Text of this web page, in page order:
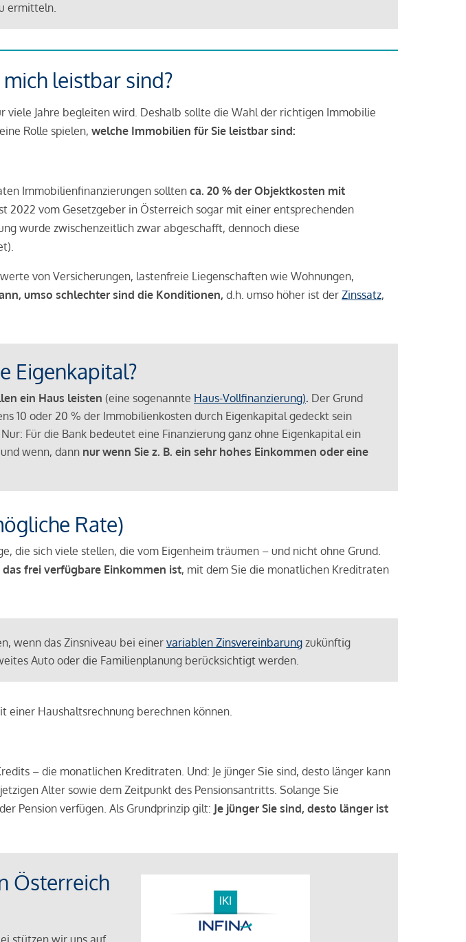
ermitteln.
leistbar sind?
viele Jahre begleiten wird. Deshalb sollte die Wahl der richtigen Immobilie
Rolle spielen, welche Immobilien für Sie leistbar sind:
Immobilienfinanzierungen sollten ca. 20 % der Objektkosten mit
2022 vom Gesetzgeber in Österreich sogar mit einer entsprechenden
wurde zwischenzeitlich zwar abgeschafft, dennoch diese
von Versicherungen, lastenfreie Liegenschaften wie Wohnungen,
umso schlechter sind die Konditionen, d.h. umso höher ist der Zinssatz,
Eigenkapital?
ein Haus leisten (eine sogenannte Haus-Vollfinanzierung). Der Grund
10 oder 20 % der Immobilienkosten durch Eigenkapital gedeckt sein
Für die Bank bedeutet eine Finanzierung ganz ohne Eigenkapital ein
wenn, dann nur wenn Sie z. B. ein sehr hohes Einkommen oder eine
Rate)
die sich viele stellen, die vom Eigenheim träumen – und nicht ohne Grund.
frei verfügbare Einkommen ist, mit dem Sie die monatlichen Kreditraten
wenn das Zinsniveau bei einer variablen Zinsvereinbarung zukünftig
Auto oder die Familienplanung berücksichtigt werden.
einer Haushaltsrechnung berechnen können.
– die monatlichen Kreditraten. Und: Je jünger Sie sind, desto länger kann
Alter sowie dem Zeitpunkt des Pensionsantritts. Solange Sie
Pension verfügen. Als Grundprinzip gilt: Je jünger Sie sind, desto länger ist
Österreich